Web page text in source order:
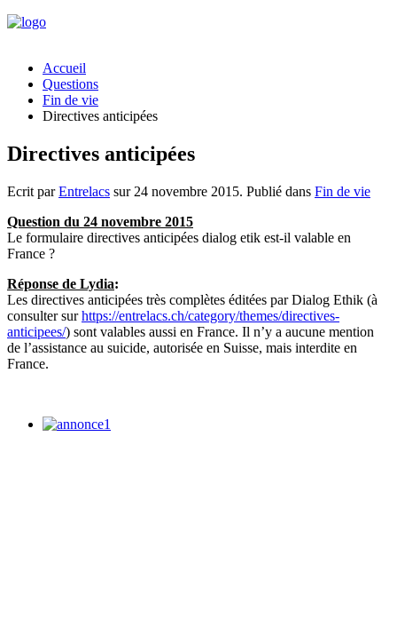
Accueil
Questions
Fin de vie
Directives anticipées
Directives anticipées
Ecrit parEntrelacs sur 24 novembre 2015. Publié dans Fin de vie
Question du 24 novembre 2015
Le formulaire directives anticipées dialog etik est-il valable en
France ?
Réponse de Lydia:
Les directives anticipées très complètes éditées par Dialog Ethik (à
consulter surhttps://entrelacs.ch/category/themes/directives-
anticipees/) sont valables aussi en France. Il n’y a aucune mention
de l’assistance au suicide, autorisée en Suisse, mais interdite en
France.